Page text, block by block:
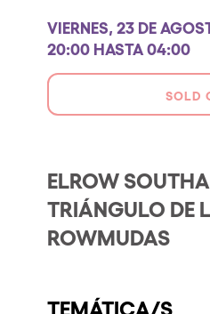
Snowrow Festival
elrow Island 2026
elrow Shop
Espectáculos
Music
Sostenibilidad
Quienes somos
VIERNES, 23 DE
20:00 HASTA 04:00
SOLD
ELROW
TRIÁNGULO DE
ROWMUDAS
TEMÁTICA/S